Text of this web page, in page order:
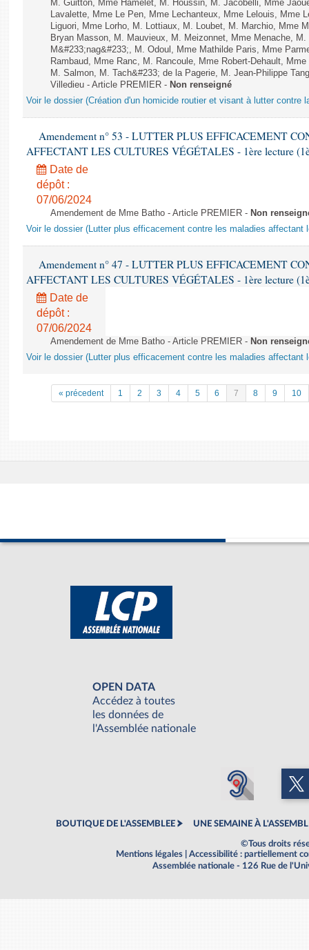
M. Guitton, Mme Hamelet, M. Houssin, M. Jacobelli, Mme
Lavalette, Mme Le Pen, Mme Lechanteux, Mme Lelouis, Mme
Liguori, Mme Lorho, M. Lottiaux, M. Loubet, M. Marchio, Mme
Bryan Masson, M. Mauvieux, M. Meizonnet, Mme Menache,
M&#233;nag&#233;, M. Odoul, Mme Mathilde Paris, Mme
Rambaud, Mme Ranc, M. Rancoule, Mme Robert-Dehault,
M. Salmon, M. Tach&#233; de la Pagerie, M. Jean-Philippe
Villedieu - Article PREMIER - Non renseigné
Voir le dossier (Création d'un homicide routier et visant à lutter contre
Amendement n° 53 - LUTTER PLUS EFFICACEMENT
AFFECTANT LES CULTURES VÉGÉTALES - 1ère lecture
Date de
dépôt :
07/06/2024
Amendement de Mme Batho - Article PREMIER - Non
Voir le dossier (Lutter plus efficacement contre les maladies affectant
Amendement n° 47 - LUTTER PLUS EFFICACEMENT
AFFECTANT LES CULTURES VÉGÉTALES - 1ère lecture
Date de
dépôt :
07/06/2024
Amendement de Mme Batho - Article PREMIER - Non
Voir le dossier (Lutter plus efficacement contre les maladies affectant
« précedent 1 2 3 4 5 6 7 8 9 10
OPEN DATA
Accédez à toutes
les données de
l'Assemblée nationale
BOUTIQUE DE L'ASSEMBLEE UNE SEMAINE À
©Tous droits
Mentions légales
Accessibilité : partiellement
Assemblée nationale - 126 Rue de